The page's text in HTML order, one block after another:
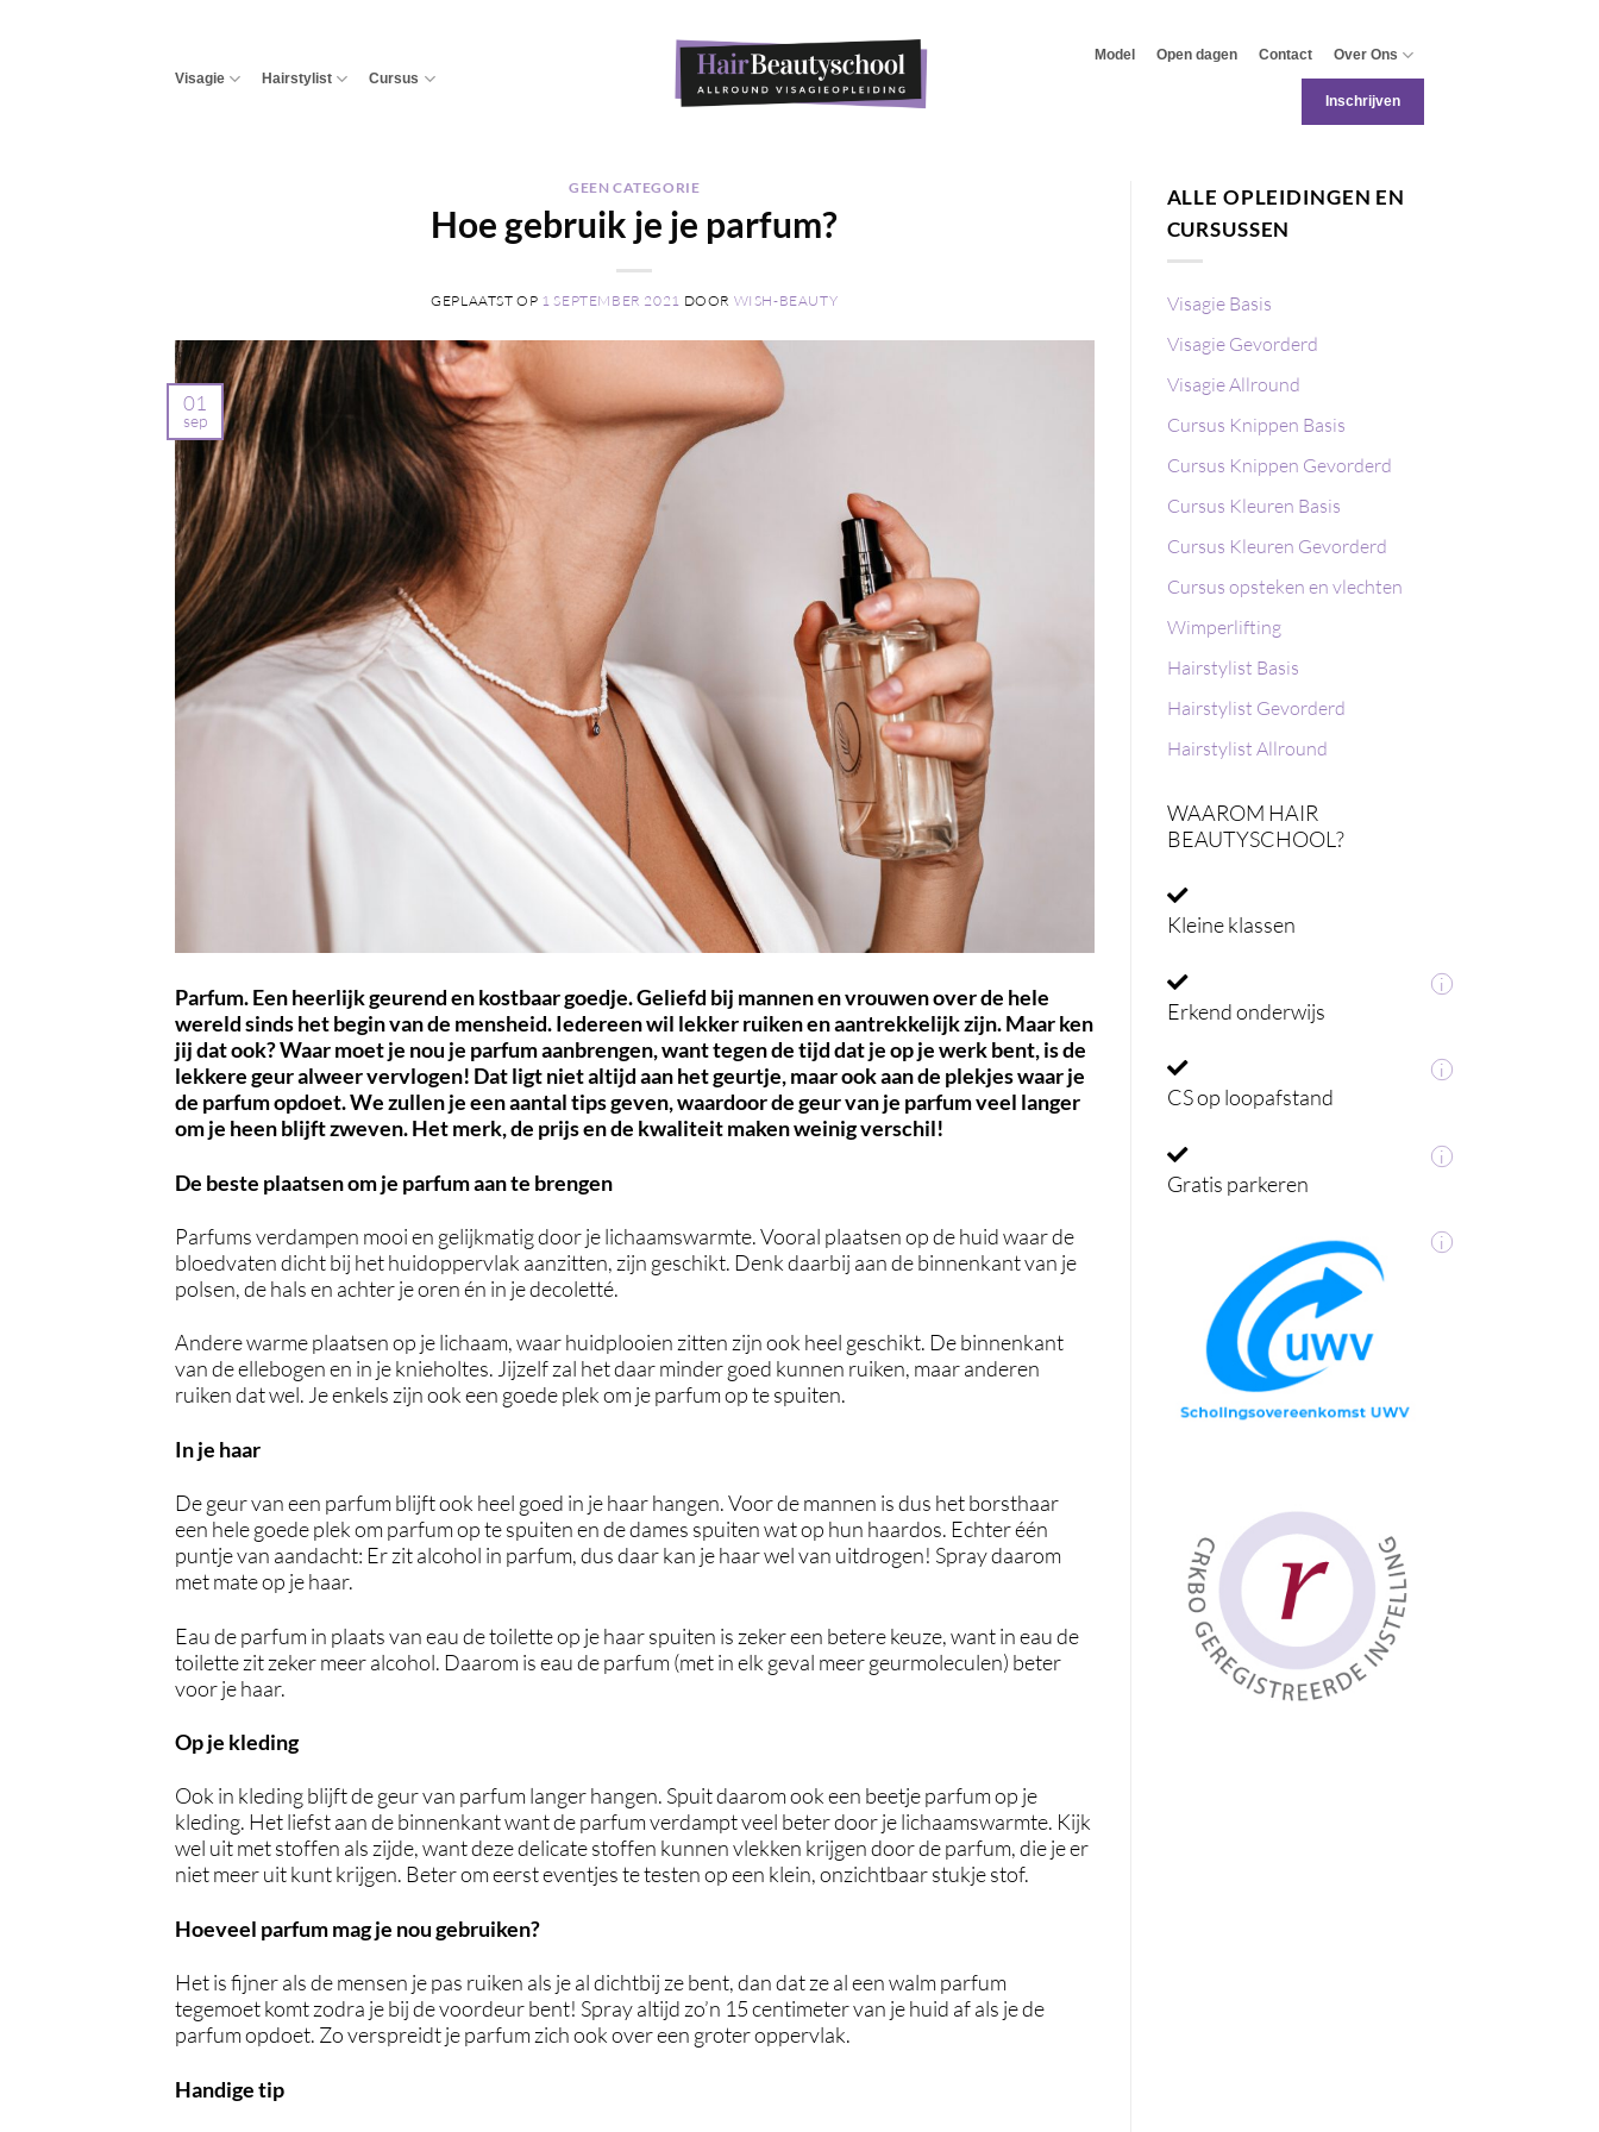
Visagie Hairstylist Cursus
Model Open dagen Contact Over Ons
Inschrijven
GEEN CATEGORIE
Hoe gebruik je je parfum?
GEPLAATST OP 1 SEPTEMBER 2021 DOOR WISH-BEAUTY
01
sep
Parfum. Een heerlijk geurend en kostbaar goedje. Geliefd bij mannen en vrouwen over de hele
wereld sinds het begin van de mensheid. Iedereen wil lekker ruiken en aantrekkelijk zijn. Maar ken
jij dat ook? Waar moet je nou je parfum aanbrengen, want tegen de tijd dat je op je werk bent, is de
lekkere geur alweer vervlogen! Dat ligt niet altijd aan het geurtje, maar ook aan de plekjes waar je
de parfum opdoet. We zullen je een aantal tips geven, waardoor de geur van je parfum veel langer
om je heen blijft zweven. Het merk, de prijs en de kwaliteit maken weinig verschil!
De beste plaatsen om je parfum aan te brengen
Parfums verdampen mooi en gelijkmatig door je lichaamswarmte. Vooral plaatsen op de huid waar de
bloedvaten dicht bij het huidoppervlak aanzitten, zijn geschikt. Denk daarbij aan de binnenkant van je
polsen, de hals en achter je oren én in je decoletté.
Andere warme plaatsen op je lichaam, waar huidplooien zitten zijn ook heel geschikt. De binnenkant
van de ellebogen en in je knieholtes. Jijzelf zal het daar minder goed kunnen ruiken, maar anderen
ruiken dat wel. Je enkels zijn ook een goede plek om je parfum op te spuiten.
In je haar
De geur van een parfum blijft ook heel goed in je haar hangen. Voor de mannen is dus het borsthaar
een hele goede plek om parfum op te spuiten en de dames spuiten wat op hun haardos. Echter één
puntje van aandacht: Er zit alcohol in parfum, dus daar kan je haar wel van uitdrogen! Spray daarom
met mate op je haar.
Eau de parfum in plaats van eau de toilette op je haar spuiten is zeker een betere keuze, want in eau de
toilette zit zeker meer alcohol. Daarom is eau de parfum (met in elk geval meer geurmoleculen) beter
voor je haar.
Op je kleding
Ook in kleding blijft de geur van parfum langer hangen. Spuit daarom ook een beetje parfum op je
kleding. Het liefst aan de binnenkant want de parfum verdampt veel beter door je lichaamswarmte. Kijk
wel uit met stoffen als zijde, want deze delicate stoffen kunnen vlekken krijgen door de parfum, die je er
niet meer uit kunt krijgen. Beter om eerst eventjes te testen op een klein, onzichtbaar stukje stof.
Hoeveel parfum mag je nou gebruiken?
Het is fijner als de mensen je pas ruiken als je al dichtbij ze bent, dan dat ze al een walm parfum
tegemoet komt zodra je bij de voordeur bent! Spray altijd zo’n 15 centimeter van je huid af als je de
parfum opdoet. Zo verspreidt je parfum zich ook over een groter oppervlak.
Handige tip
ALLE OPLEIDINGEN EN
CURSUSSEN
Visagie Basis
Visagie Gevorderd
Visagie Allround
Cursus Knippen Basis
Cursus Knippen Gevorderd
Cursus Kleuren Basis
Cursus Kleuren Gevorderd
Cursus opsteken en vlechten
Wimperlifting
Hairstylist Basis
Hairstylist Gevorderd
Hairstylist Allround
WAAROM HAIR
BEAUTYSCHOOL?
Kleine klassen
i
Erkend onderwijs
i
CS op loopafstand
i
Gratis parkeren
i